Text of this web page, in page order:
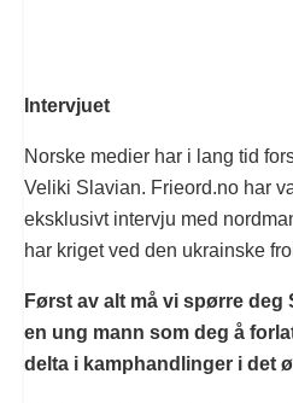
Intervjuet
Norske medier har i lang tid
Veliki Slavian. Frieord.no har
eksklusivt intervju med
har kriget ved den ukrainske
Først av alt må vi spørre
en ung mann som deg å
delta i kamphandlinger i det